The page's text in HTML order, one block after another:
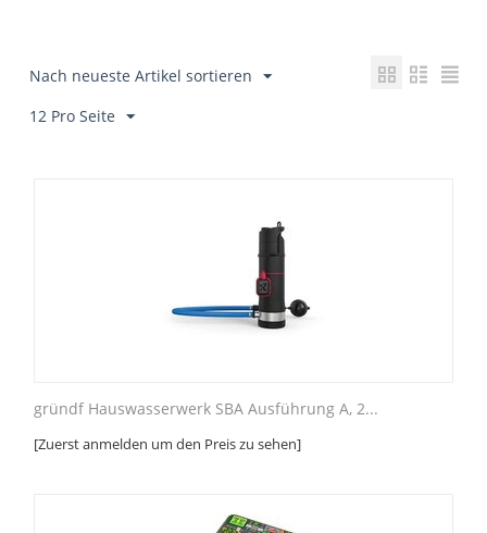
Nach neueste Artikel sortieren
12 Pro Seite
gründf Hauswasserwerk SBA Ausführung A, 2...
[Zuerst anmelden um den Preis zu sehen]